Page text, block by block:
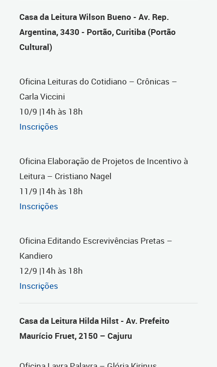
Casa da Leitura Wilson Bueno - Av. Rep.
Argentina, 3430 - Portão, Curitiba (Portão
Cultural)
Oficina Leituras do Cotidiano – Crônicas –
Carla Viccini
10/9 |14h às 18h
Inscrições
Oficina Elaboração de Projetos de Incentivo à
Leitura – Cristiano Nagel
11/9 |14h às 18h
Inscrições
Oficina Editando Escrevivências Pretas –
Kandiero
12/9 |14h às 18h
Inscrições
Casa da Leitura Hilda Hilst - Av. Prefeito
Maurício Fruet, 2150 – Cajuru